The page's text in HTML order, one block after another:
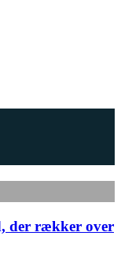
der rækker over